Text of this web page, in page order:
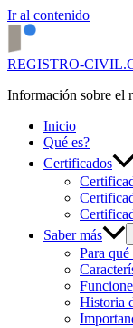
Ir al contenido
REGISTRO-
Información sobre el
Inicio
Qué es?
Certificados
Saber más
Para
Historia